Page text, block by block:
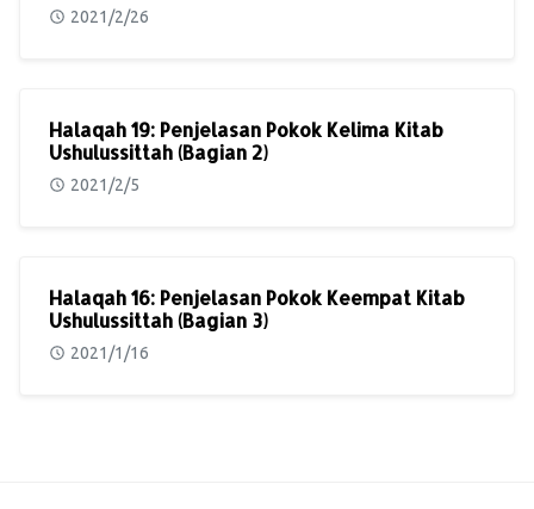
2021/2/26
Halaqah 19: Penjelasan Pokok Kelima Kitab
Ushulussittah (Bagian 2)
2021/2/5
Halaqah 16: Penjelasan Pokok Keempat Kitab
Ushulussittah (Bagian 3)
2021/1/16